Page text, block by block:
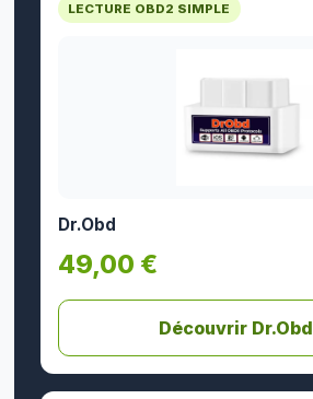
LECTURE OBD2 SIMPLE
Dr.Obd
49,00 €
Découvrir Dr.Obd